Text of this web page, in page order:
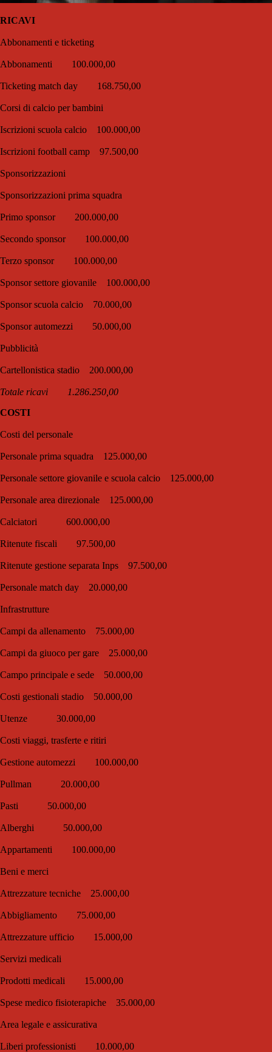
RICAVI
Abbonamenti e ticketing
Abbonamenti 100.000,00
Ticketing match day 168.750,00
Corsi di calcio per bambini
Iscrizioni scuola calcio 100.000,00
Iscrizioni football camp 97.500,00
Sponsorizzazioni
Sponsorizzazioni prima squadra
Primo sponsor 200.000,00
Secondo sponsor 100.000,00
Terzo sponsor 100.000,00
Sponsor settore giovanile 100.000,00
Sponsor scuola calcio 70.000,00
Sponsor automezzi 50.000,00
Pubblicità
Cartellonistica stadio 200.000,00
Totale ricavi 1.286.250,00
COSTI
Costi del personale
Personale prima squadra 125.000,00
Personale settore giovanile e scuola calcio 125.000,00
Personale area direzionale 125.000,00
Calciatori 600.000,00
Ritenute fiscali 97.500,00
Ritenute gestione separata Inps 97.500,00
Personale match day 20.000,00
Infrastrutture
Campi da allenamento 75.000,00
Campi da giuoco per gare 25.000,00
Campo principale e sede 50.000,00
Costi gestionali stadio 50.000,00
Utenze 30.000,00
Costi viaggi, trasferte e ritiri
Gestione automezzi 100.000,00
Pullman 20.000,00
Pasti 50.000,00
Alberghi 50.000,00
Appartamenti 100.000,00
Beni e merci
Attrezzature tecniche 25.000,00
Abbigliamento 75.000,00
Attrezzature ufficio 15.000,00
Servizi medicali
Prodotti medicali 15.000,00
Spese medico fisioterapiche 35.000,00
Area legale e assicurativa
Liberi professionisti 10.000,00